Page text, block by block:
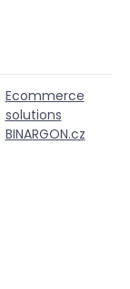
Ecommerce
solutions
BINARGON.cz